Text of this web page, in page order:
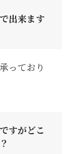
出来ます
っており
すがどこ